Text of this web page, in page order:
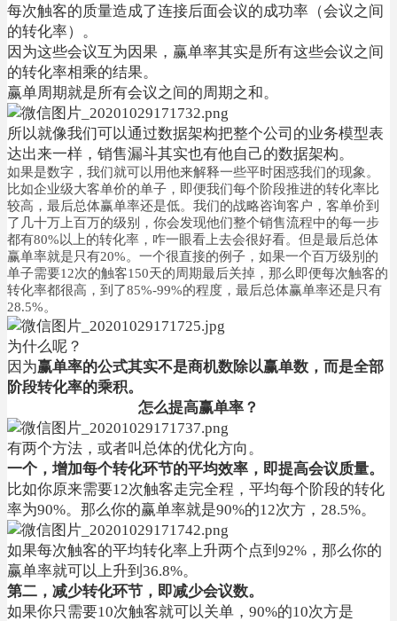
每次触客的质量造成了连接后面会议的成功率（会议之间
的转化率）。
因为这些会议互为因果，赢单率其实是所有这些会议之间
的转化率相乘的结果。
赢单周期就是所有会议之间的周期之和。
所以就像我们可以通过数据架构把整个公司的业务模型表
达出来一样，销售漏斗其实也有他自己的数据架构。
如果是数字，我们就可以用他来解释一些平时困惑我们的现象。
比如企业级大客单价的单子，即便我们每个阶段推进的转化率比
较高，最后总体赢单率还是低。 我们的战略咨询客户，客单价到
了几十万上百万的级别，你会发现他们整个销售流程中的每一步
都有80%以上的转化率，咋一眼看上去会很好看。但是最后总体
赢单率就是只有20%。 一个很直接的例子，如果一个百万级别的
单子需要12次的触客150天的周期最后关掉，那么即便每次触客的
转化率都很高，到了85%-99%的程度，最后总体赢单率还是只有
28.5%。
为什么呢？
因为赢单率的公式其实不是商机数除以赢单数，而是全部
阶段转化率的乘积。
怎么提高赢单率？
有两个方法，或者叫总体的优化方向。
一个，增加每个转化环节的平均效率，即提高会议质量。
比如你原来需要12次触客走完全程，平均每个阶段的转化
率为90%。那么你的赢单率就是90%的12次方，28.5%。
如果每次触客的平均转化率上升两个点到92%，那么你的
赢单率就可以上升到36.8%。
第二，减少转化环节，即减少会议数。
如果你只需要10次触客就可以关单，90%的10次方是